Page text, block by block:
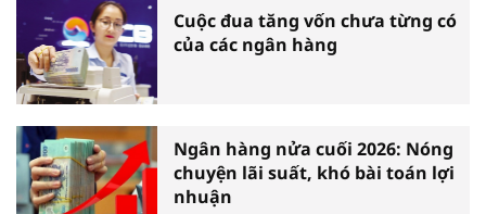
Cuộc đua tăng vốn chưa từng có
của các ngân hàng
Ngân hàng nửa cuối 2026: Nóng
chuyện lãi suất, khó bài toán lợi
nhuận